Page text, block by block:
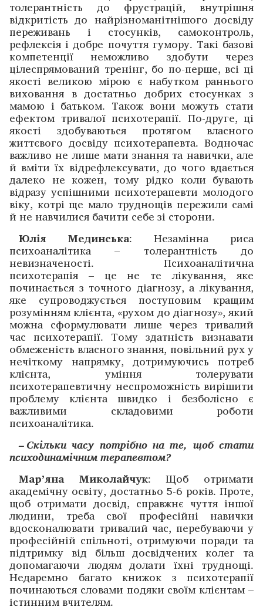
толерантність до фрустрацій, внутрішня
відкритість до найрізноманітнішого досвіду
переживань і стосунків, самоконтроль,
рефлексія і добре почуття гумору. Такі базові
компетенції неможливо здобути через
цілеспрямований тренінг, бо по-перше, всі ці
якості великою мірою є набутком раннього
виховання в достатньо добрих стосунках з
мамою і батьком. Також вони можуть стати
ефектом тривалої психотерапії. По-друге, ці
якості здобуваються протягом власного
життєвого досвіду психотерапевта. Водночас
важливо не лише мати знання та навички, але
й вміти їх відрефлексувати, до чого вдається
далеко не кожен, тому рідко коли бувають
відразу успішними психотерапевти молодого
віку, котрі ще мало труднощів пережили самі
й не навчилися бачити себе зі сторони.
Юлія Мединська: Незамінна риса
психоаналітика – толерантність до
невизначеності. Психоаналітична
психотерапія – це не те лікування, яке
починається з точного діагнозу, а лікування,
яке супроводжується поступовим кращим
розумінням клієнта, «рухом до діагнозу», який
можна сформулювати лише через тривалий
час психотерапії. Тому здатність визнавати
обмеженість власного знання, повільний рух у
нечіткому напрямку, дотримуючись потреб
клієнта, уміння толерувати
психотерапевтичну неспроможність вирішити
проблему клієнта швидко і безболісно є
важливими складовими роботи
психоаналітика.
– Скільки часу потрібно на те, щоб стати
психодинамічним терапевтом?
Мар’яна Миколайчук: Щоб отримати
академічну освіту, достатньо 5-6 років. Проте,
щоб отримати досвід, справжнє чуття іншої
людини, треба свої професійні навички
вдосконалювати тривалий час, перебуваючи у
професійній спільноті, отримуючи поради та
підтримку від більш досвідчених колег та
допомагаючи людям долати їхні труднощі.
Недаремно багато книжок з психотерапії
починаються словами подяки своїм клієнтам –
істинним вчителям.